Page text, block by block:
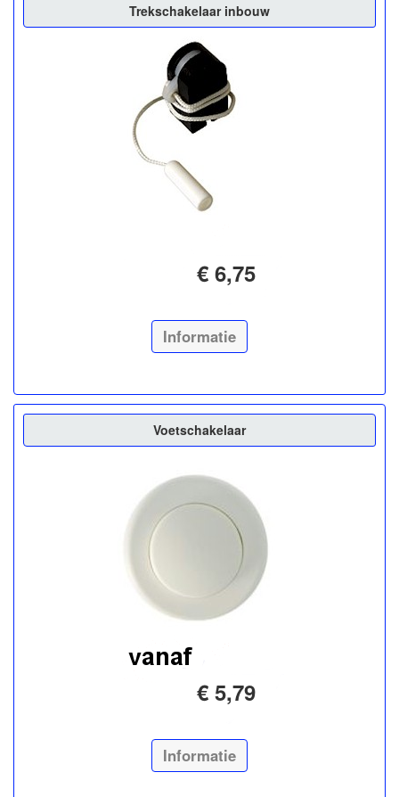
Trekschakelaar inbouw
€ 6,75
Informatie
Voetschakelaar
€ 5,79
Informatie